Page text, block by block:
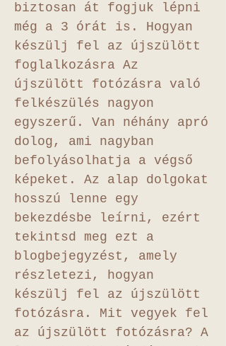
biztosan át fogjuk lépni
még a 3 órát is. Hogyan
készülj fel az újszülött
foglalkozásra Az
újszülött fotózásra való
felkészülés nagyon
egyszerű. Van néhány apró
dolog, ami nagyban
befolyásolhatja a végső
képeket. Az alap dolgokat
hosszú lenne egy
bekezdésbe leírni, ezért
tekintsd meg ezt a
blogbejegyzést, amely
részletezi, hogyan
készülj fel az újszülött
fotózásra. Mit vegyek fel
az újszülött fotózásra? A